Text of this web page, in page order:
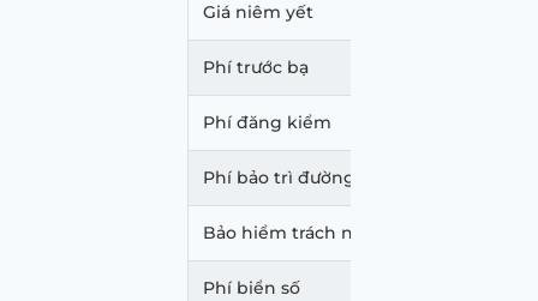
Giá niêm yết
Phí trước bạ
Phí đăng kiểm
Phí bảo trì đường bộ
Bảo hiểm trách nhiệm dân sự
Phí biển số